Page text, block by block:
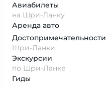
Авиабилеты
на Шри-Ланку
Аренда авто
Достопримеча­тельности
Шри-Ланки
Экскурсии
по Шри-Ланке
Гиды